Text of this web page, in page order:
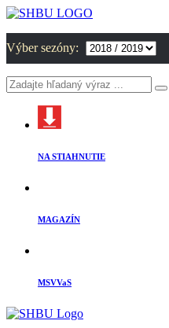
Výber sezóny:
NA STIAHNUTIE
MAGAZÍN
MSVVaS